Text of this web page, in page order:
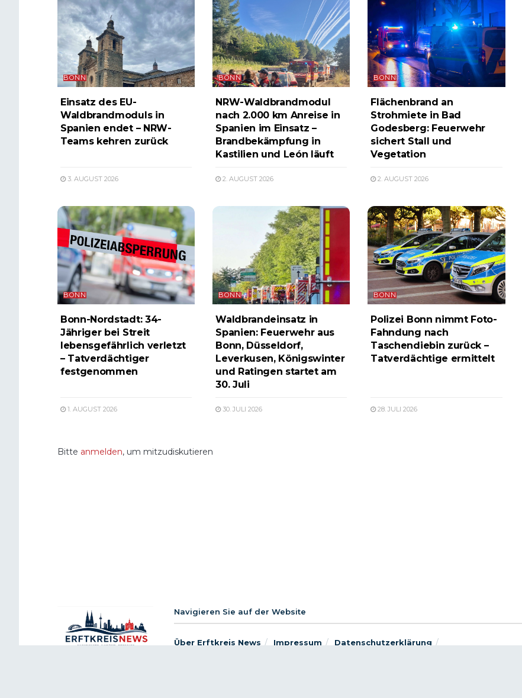
BONN
Einsatz des EU-
Waldbrandmoduls in
Spanien endet – NRW-
Teams kehren zurück
3. AUGUST 2026
BONN
NRW-Waldbrandmodul
nach 2.000 km Anreise in
Spanien im Einsatz –
Brandbekämpfung in
Kastilien und León läuft
2. AUGUST 2026
BONN
Flächenbrand an
Strohmiete in Bad
Godesberg: Feuerwehr
sichert Stall und
Vegetation
2. AUGUST 2026
BONN
Bonn-Nordstadt: 34-
Jähriger bei Streit
lebensgefährlich verletzt
– Tatverdächtiger
festgenommen
1. AUGUST 2026
BONN
Waldbrandeinsatz in
Spanien: Feuerwehr aus
Bonn, Düsseldorf,
Leverkusen, Königswinter
und Ratingen startet am
30. Juli
30. JULI 2026
BONN
Polizei Bonn nimmt Foto-
Fahndung nach
Taschendiebin zurück –
Tatverdächtige ermittelt
28. JULI 2026
Bitte anmelden, um mitzudiskutieren
Navigieren Sie auf der Website
Über Erftkreis News Impressum
Datenschutzerklärung